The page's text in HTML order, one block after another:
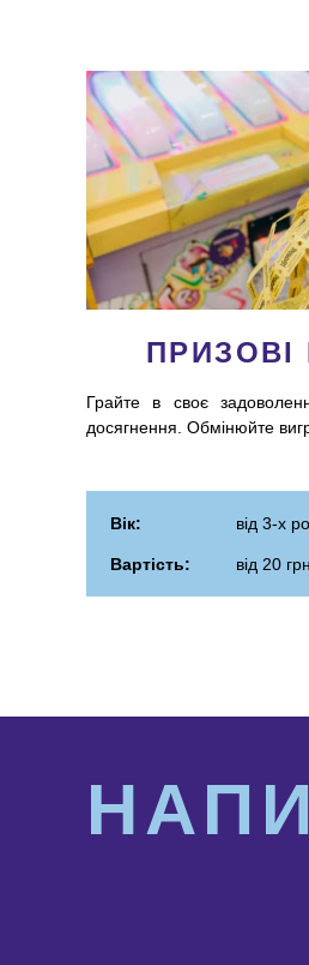
ПРИЗОВІ
Грайте в своє
досягнення. Обмінюйте
Вік: від 3-х
Вартість: від 20 грн